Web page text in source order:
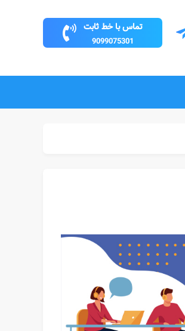
تماس با خط ثابت
9099075301